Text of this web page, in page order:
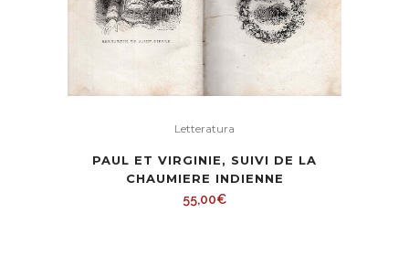
Letteratura
PAUL ET VIRGINIE, SUIVI DE LA
CHAUMIERE INDIENNE
55,00€